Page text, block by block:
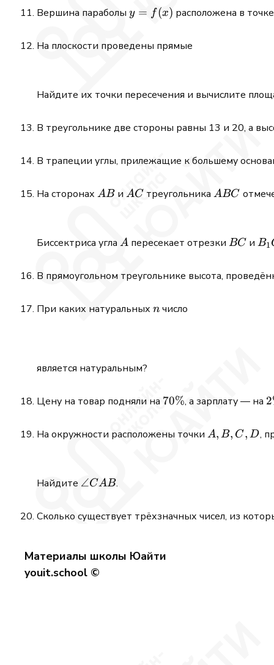
Вершина параболы y =
y = f(x) расположена в точке
На плоскости проведены прямые
Найдите их точки пересечения и вычислите
В треугольнике две стороны равны 13 и 20, а
В трапеции углы, прилежащие к большему
На сторонах AB
ABи AC
AC треугольникаABC
ABC
Биссектриса угла A
A пересекает отрезки BC
BC иB1
В прямоугольном треугольнике высота,
При каких натуральных n
n число
является натуральным?
Цену на товар подняли на 70\%
70%, а зарплату — на
На окружности расположены точки A,B,C,D
A, B, C, D,
Найдите \angle
∠CAB.
Сколько существует трёхзначных чисел, из
Материалы школы Юайти
youit.school ©